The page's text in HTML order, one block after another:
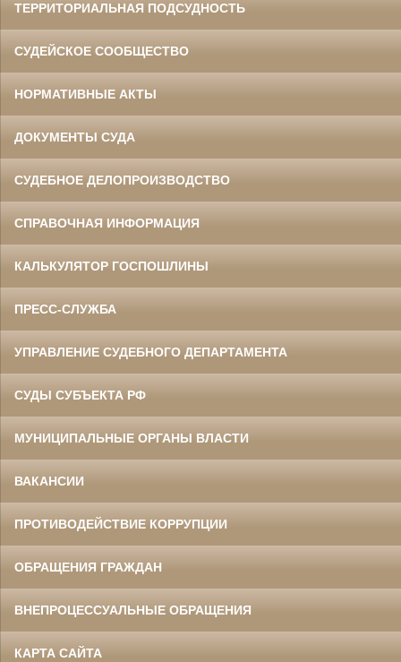
ТЕРРИТОРИАЛЬНАЯ ПОДСУДНОСТЬ
СУДЕЙСКОЕ СООБЩЕСТВО
НОРМАТИВНЫЕ АКТЫ
ДОКУМЕНТЫ СУДА
СУДЕБНОЕ ДЕЛОПРОИЗВОДСТВО
СПРАВОЧНАЯ ИНФОРМАЦИЯ
КАЛЬКУЛЯТОР ГОСПОШЛИНЫ
ПРЕСС-СЛУЖБА
УПРАВЛЕНИЕ СУДЕБНОГО ДЕПАРТАМЕНТА
СУДЫ СУБЪЕКТА РФ
МУНИЦИПАЛЬНЫЕ ОРГАНЫ ВЛАСТИ
ВАКАНСИИ
ПРОТИВОДЕЙСТВИЕ КОРРУПЦИИ
ОБРАЩЕНИЯ ГРАЖДАН
ВНЕПРОЦЕССУАЛЬНЫЕ ОБРАЩЕНИЯ
КАРТА САЙТА